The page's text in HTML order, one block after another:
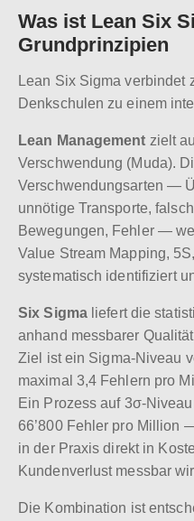
Was ist Lean Six
Grundprinzipien
Lean Six Sigma verbindet
Denkschulen zu einem
Lean Management zielt
Verschwendung (Muda).
Verschwendungsarten —
unnötige Transporte,
Bewegungen, Fehler —
Value Stream Mapping,
systematisch identifiziert
Six Sigmaliefert die
anhand messbarer
Ziel ist ein Sigma-Niveau
maximal 3,4 Fehlern pro
Ein Prozess auf 3σ-
66’800 Fehler pro Million
in der Praxis direkt in
Kundenverlust messbar
Die Kombination ist